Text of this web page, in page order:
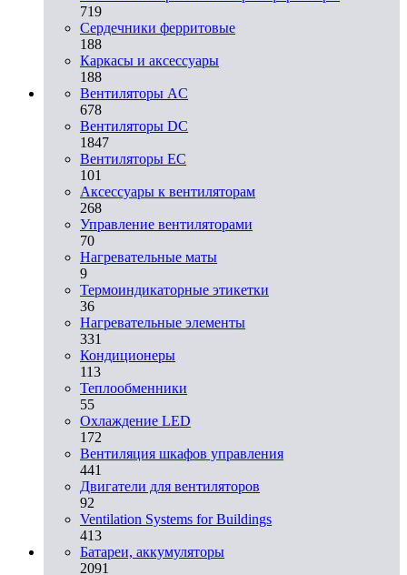
719
Сердечники ферритовые
188
Каркасы и аксессуары
188
Вентиляторы AC
678
Вентиляторы DC
1847
Вентиляторы EC
101
Аксессуары к вентиляторам
268
Управление вентиляторами
70
Нагревательные маты
9
Термоиндикаторные этикетки
36
Нагревательные элементы
331
Кондиционеры
113
Теплообменники
55
Охлаждение LED
172
Вентиляция шкафов управления
441
Двигатели для вентиляторов
92
Ventilation Systems for Buildings
413
Батареи, аккумуляторы
2091